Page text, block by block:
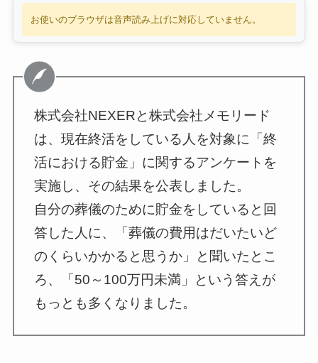
お使いのブラウザは音声読み上げに対応していません。
株式会社NEXERと株式会社メモリード
は、現在終活をしている人を対象に「終
活における貯金」に関するアンケートを
実施し、その結果を公表しました。
自分の葬儀のために貯金をしていると回
答した人に、「葬儀の費用はだいたいど
のくらいかかると思うか」と聞いたとこ
ろ、「50～100万円未満」という答えが
もっとも多くなりました。